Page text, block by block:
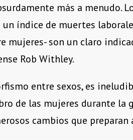
más a menudo.
un índice de muertes
mujeres- son un claro
Rob Withley.
entre sexos, es
de las mujeres durante la
cambios que